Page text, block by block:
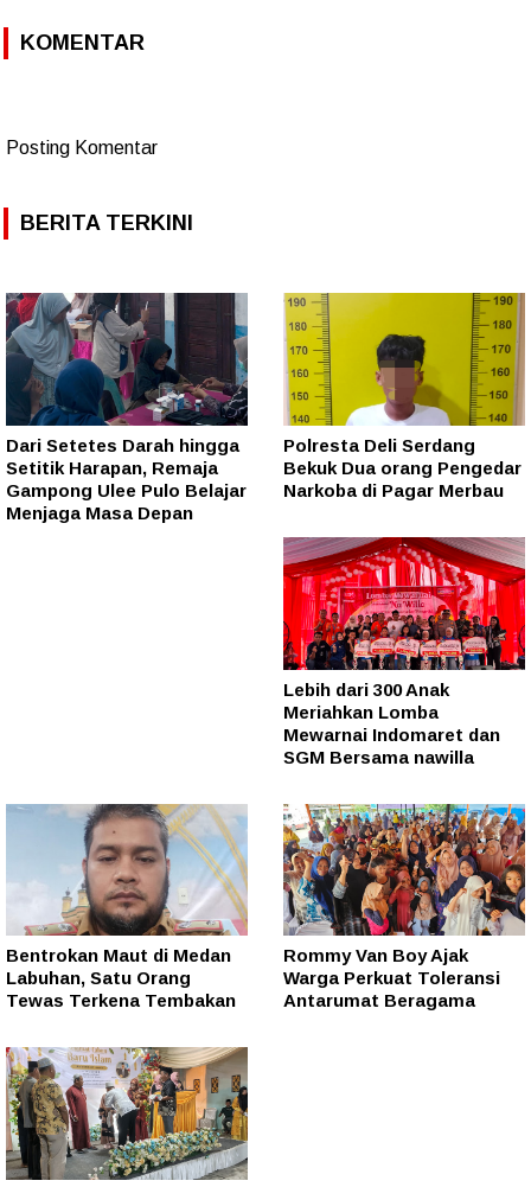
KOMENTAR
Posting Komentar
BERITA TERKINI
Dari Setetes Darah hingga
Setitik Harapan, Remaja
Gampong Ulee Pulo Belajar
Menjaga Masa Depan
Polresta Deli Serdang
Bekuk Dua orang Pengedar
Narkoba di Pagar Merbau
Lebih dari 300 Anak
Meriahkan Lomba
Mewarnai Indomaret dan
SGM Bersama nawilla
Bentrokan Maut di Medan
Labuhan, Satu Orang
Tewas Terkena Tembakan
Rommy Van Boy Ajak
Warga Perkuat Toleransi
Antarumat Beragama